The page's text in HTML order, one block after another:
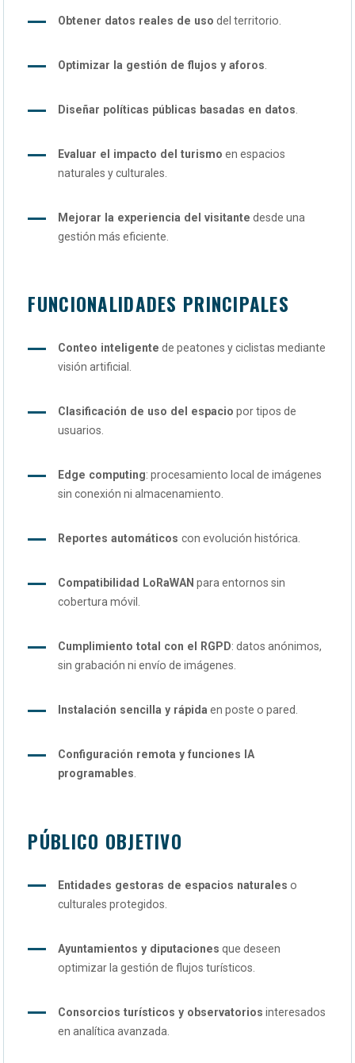
Obtener datos reales de uso del territorio.
Optimizar la gestión de flujos y aforos.
Diseñar políticas públicas basadas en datos.
Evaluar el impacto del turismo en espacios
naturales y culturales.
Mejorar la experiencia del visitante desde una
gestión más eficiente.
FUNCIONALIDADES PRINCIPALES
Conteo inteligente de peatones y ciclistas mediante
visión artificial.
Clasificación de uso del espacio por tipos de
usuarios.
Edge computing: procesamiento local de imágenes
sin conexión ni almacenamiento.
Reportes automáticos con evolución histórica.
Compatibilidad LoRaWAN para entornos sin
cobertura móvil.
Cumplimiento total con el RGPD: datos anónimos,
sin grabación ni envío de imágenes.
Instalación sencilla y rápida en poste o pared.
Configuración remota y funciones IA
programables.
PÚBLICO OBJETIVO
Entidades gestoras de espacios naturales o
culturales protegidos.
Ayuntamientos y diputaciones que deseen
optimizar la gestión de flujos turísticos.
Consorcios turísticos y observatorios interesados
en analítica avanzada.